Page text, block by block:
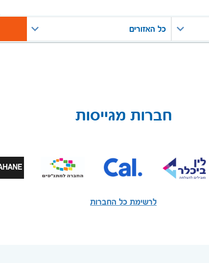
כל האזורים
חברות מגייסות
לרשימת כל החברות